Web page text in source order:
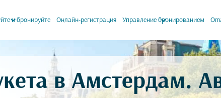
и бронируйте
keyboard_arrow_down Онлайн-регистрация Управление бронированием
keyboard_arrow_down
в Амстердам.